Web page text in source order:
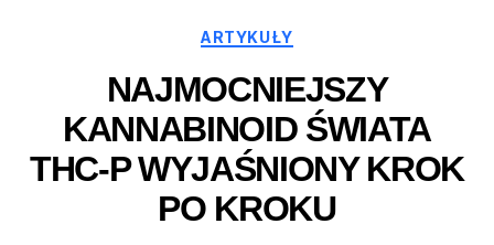
Kategorie
ARTYKUŁY
NAJMOCNIEJSZY
KANNABINOID ŚWIATA
THC-P WYJAŚNIONY KROK
PO KROKU